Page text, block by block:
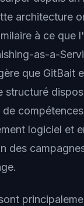
architecture
à ce que
as-a-
que GitBait
structuré
logiciel et
des